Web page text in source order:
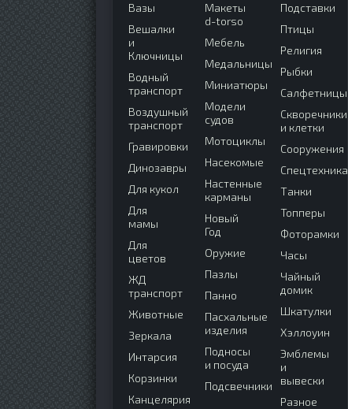
Вазы
Вешалки
и
Ключницы
Водный
транспорт
Воздушный
транспорт
Гравировки
Динозавры
Для кукол
Для
мамы
Для
цветов
ЖД
транспорт
Животные
Зеркала
Интарсия
Корзинки
Канцелярия
Макеты
d-torso
Мебель
Медальницы
Миниатюры
Модели
судов
Мотоциклы
Насекомые
Настенные
карманы
Новый
Год
Оружие
Пазлы
Панно
Пасхальные
изделия
Подносы
и посуда
Подсвечники
Подставки
Птицы
Религия
Рыбки
Салфетницы
Скворечники
и клетки
Сооружения
Спецтехника
Танки
Топперы
Фоторамки
Часы
Чайный
домик
Шкатулки
Хэллоуин
Эмблемы
и
вывески
Разное